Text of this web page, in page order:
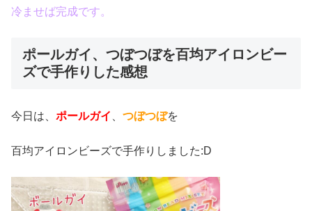
冷ませば完成です。
ポールガイ、つぼつぼを百均アイロンビー
ズで手作りした感想
今日は、 ポールガイ つぼつぼを
百均アイロンビーズで手作りしました:D